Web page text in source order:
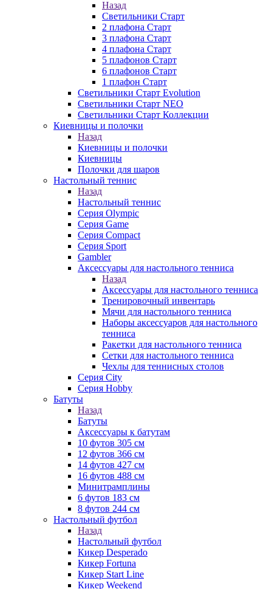
Назад
Светильники Старт
2 плафона Старт
3 плафона Старт
4 плафона Старт
5 плафонов Старт
6 плафонов Старт
1 плафон Старт
Светильники Старт Evolution
Светильники Старт NEO
Светильники Старт Коллекции
Киевницы и полочки
Назад
Киевницы и полочки
Киевницы
Полочки для шаров
Настольный теннис
Назад
Настольный теннис
Серия Olympic
Серия Game
Серия Compact
Серия Sport
Gambler
Аксессуары для настольного тенниса
Назад
Аксессуары для настольного тенниса
Тренировочный инвентарь
Мячи для настольного тенниса
Наборы аксессуаров для настольного
тенниса
Ракетки для настольного тенниса
Сетки для настольного тенниса
Чехлы для теннисных столов
Серия City
Серия Hobby
Батуты
Назад
Батуты
Аксессуары к батутам
10 футов 305 см
12 футов 366 см
14 футов 427 см
16 футов 488 см
Минитрамплины
6 футов 183 см
8 футов 244 см
Настольный футбол
Назад
Настольный футбол
Кикер Desperado
Кикер Fortuna
Кикер Start Line
Кикер Weekend